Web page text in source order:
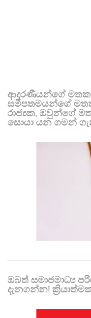
ආදරණීයන්ගේ
සමීපතමයන්ගේ
රාජ්‍යක, ඔවුන්ගේ
සොයා යන ගමන්
ඔබත් සමාජමාධ්‍ය
දැනගන්න!